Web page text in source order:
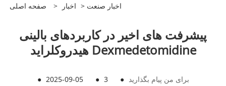
صفحه اصلی > اخبار > اخبار صنعت
پیشرفت های اخیر در کاربردهای بالینی
هیدروکلراید Dexmedetomidine
● 2025-09-05 ● 3 ● برای من پیام بگذارید